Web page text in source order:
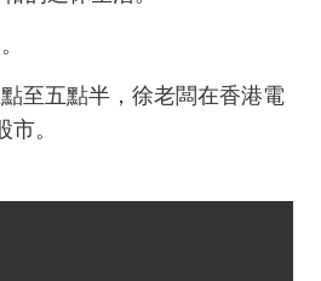
至五點半，徐老闆在香港電
。